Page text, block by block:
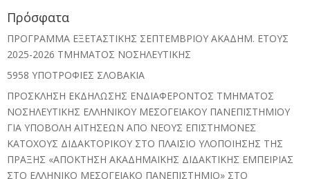
Πρόσφατα
ΠΡΟΓΡΑΜΜΑ ΕΞΕΤΑΣΤΙΚΗΣ ΣΕΠΤΕΜΒΡΙΟΥ ΑΚΑΔΗΜ. ΕΤΟΥΣ
2025-2026 ΤΜΗΜΑΤΟΣ ΝΟΣΗΛΕΥΤΙΚΗΣ
5958 ΥΠΟΤΡΟΦΙΕΣ ΣΛΟΒΑΚΙΑ
ΠΡΟΣΚΛΗΣΗ ΕΚΔΗΛΩΣΗΣ ΕΝΔΙΑΦΕΡΟΝΤΟΣ ΤΜΗΜΑΤΟΣ
ΝΟΣΗΛΕΥΤΙΚΗΣ ΕΛΛΗΝΙΚΟΥ ΜΕΣΟΓΕΙΑΚΟΥ ΠΑΝΕΠΙΣΤΗΜΙΟΥ
ΓΙΑ ΥΠΟΒΟΛΗ ΑΙΤΗΣΕΩΝ ΑΠΟ ΝΕΟΥΣ ΕΠΙΣΤΗΜΟΝΕΣ
ΚΑΤΟΧΟΥΣ ΔΙΔΑΚΤΟΡΙΚΟΥ ΣΤΟ ΠΛΑΙΣΙΟ ΥΛΟΠΟΙΗΣΗΣ ΤΗΣ
ΠΡΑΞΗΣ «ΑΠΟΚΤΗΣΗ ΑΚΑΔΗΜΑΪΚΗΣ ΔΙΔΑΚΤΙΚΗΣ ΕΜΠΕΙΡΙΑΣ
ΣΤΟ ΕΛΛΗΝΙΚΟ ΜΕΣΟΓΕΙΑΚΟ ΠΑΝΕΠΙΣΤΗΜΙΟ» ΣΤΟ